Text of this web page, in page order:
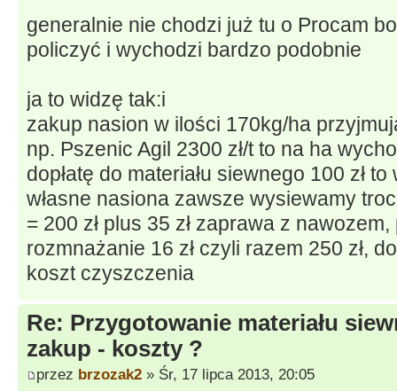
generalnie nie chodzi już tu o Procam
policzyć i wychodzi bardzo podobnie
ja to widzę tak:i
zakup nasion w ilości 170kg/ha
np. Pszenic Agil 2300 zł/t to na ha
dopłatę do materiału siewnego 100 zł to
własne nasiona zawsze wysiewamy
= 200 zł plus 35 zł zaprawa z
rozmnażanie 16 zł czyli razem 250 zł,
koszt czyszczenia
Re: Przygotowanie materiału
zakup - koszty ?
przez brzozak2 » Śr, 17 lipca 2013, 20:05